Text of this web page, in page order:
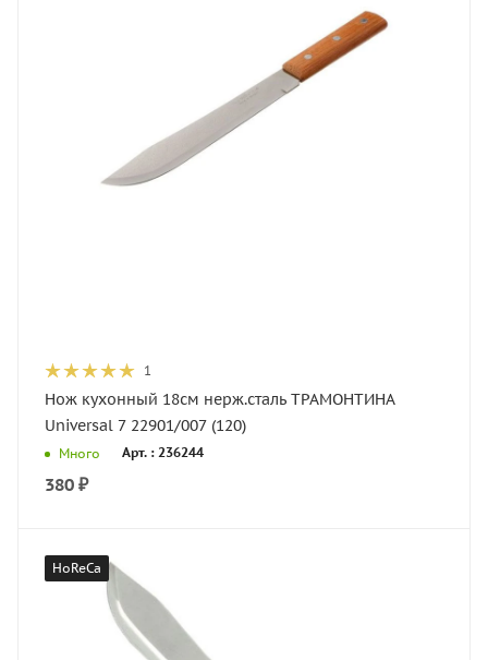
1
Нож кухонный 18см нерж.сталь ТРАМОНТИНА
Universal 7 22901/007 (120)
Много Арт. : 236244
380 ₽
HoReCa